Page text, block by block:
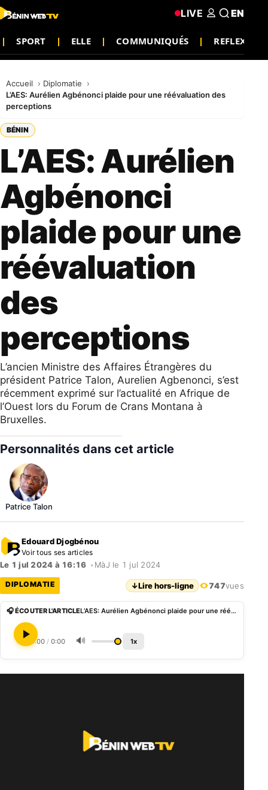
SPORT ELLE COMMUNIQUÉS REFLEXION
LIVE EN
Accueil
Diplomatie
L’AES: Aurélien Agbénonci plaide pour une réévaluation des
perceptions
BÉNIN
L’AES: Aurélien
Agbénonci
plaide pour une
réévaluation
des
perceptions
L’ancien Ministre des Affaires Étrangères du
président Patrice Talon, Aurelien Agbenonci, s’est
récemment exprimé sur l’actualité en Afrique de
l’Ouest lors du Forum de Crans Montana à
Bruxelles.
Personnalités dans cet article
Patrice Talon
Edouard Djogbénou
Voir tous ses articles
Le 1 jul 2024 à 16:16 • MàJ le 1 jul 2024
DIPLOMATIE ↓Lire hors-ligne 747vues
🎧 ÉCOUTER L'ARTICLE L’AES: Aurélien Agbénonci plaide pour une réévaluation des perceptions
0:00 / 0:00 🔊 1x